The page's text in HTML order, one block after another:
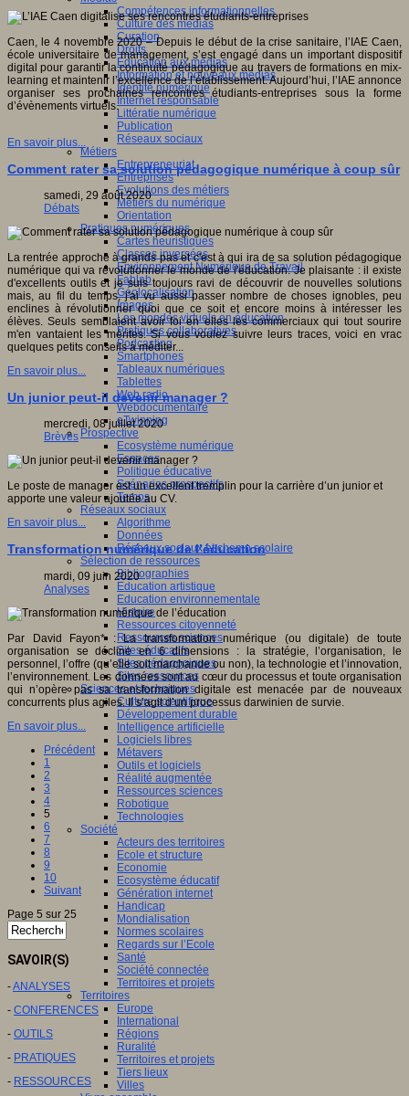
Compétences informationnelles
Culture des médias
Curation
Droits
Education aux médias
Information et nouveaux médias
Identité numérique
Internet responsable
Littératie numérique
Publication
Réseaux sociaux
Métiers
Entrepreneuriat
Entreprises
Evolutions des métiers
Métiers du numérique
Orientation
Pratiques numériques
Cartes heuristiques
Classes inversées
Environnement Numérique de Travail
Fablab
Géolocalisation
Images
Les mondes virtuels en éducation
Pratiques collaboratives
Podcasting
Smartphones
Tableaux numériques
Tablettes
Web radio
Webdocumentaire
eTwinning
Prospective
Ecosystème numérique
Espaces
Politique éducative
Scénarios prospectifs
Temps
Réseaux sociaux
Algorithme
Données
Réseaux sociaux et champ scolaire
Sélection de ressources
Bibliographies
Education artistique
Education environnementale
Histoire
Ressources citoyenneté
Ressources sciences
Sites éducatifs
Sites pédagogiques
Sites ressources
Sciences et techniques
Culture scientifique
Développement durable
Intelligence artificielle
Logiciels libres
Métavers
Outils et logiciels
Réalité augmentée
Ressources sciences
Robotique
Technologies
Société
Acteurs des territoires
Ecole et structure
Economie
Ecosystème éducatif
Génération internet
Handicap
Mondialisation
Normes scolaires
Regards sur l’Ecole
Santé
Société connectée
Territoires et projets
Territoires
Europe
International
Régions
Ruralité
Territoires et projets
Tiers lieux
Villes
Caen, le 4 novembre 2020 – Depuis le début de la crise sanitaire, l’IAE Caen,
école universitaire de management, s’est engagé dans un important dispositif
digital pour garantir la continuité pédagogique au travers de formations en mix-
learning et maintenir l’excellence de l’établissement. Aujourd’hui, l’IAE annonce
organiser ses prochaines rencontres étudiants-entreprises sous la forme
d’évènements virtuels.
En savoir plus...
Comment rater sa solution pédagogique numérique à coup sûr
samedi, 29 août 2020
Débats
La rentrée approche à grands pas et c'est à qui ira de sa solution pédagogique
numérique qui va révolutionner le monde de l'éducation. Je plaisante : il existe
d'excellents outils et je suis toujours ravi de découvrir de nouvelles solutions
mais, au fil du temps, j'ai vu aussi passer nombre de choses ignobles, peu
enclines à révolutionner quoi que ce soit et encore moins à intéresser les
élèves. Seuls semblaient avoir foi en elles les commerciaux qui tout sourire
m'en vantaient les mérites. Si vous voulez suivre leurs traces, voici en vrac
quelques petits conseils à méditer...
En savoir plus...
Un junior peut-il devenir manager ?
mercredi, 08 juillet 2020
Brèves
Le poste de manager est un excellent tremplin pour la carrière d’un junior et
apporte une valeur ajoutée au CV.
En savoir plus...
Transformation numérique de l’éducation
mardi, 09 juin 2020
Analyses
Par David Fayon* : La transformation numérique (ou digitale) de toute
organisation se décline en 6 dimensions : la stratégie, l’organisation, le
personnel, l’offre (qu’elle soit marchande ou non), la technologie et l’innovation,
l’environnement. Les données sont au cœur du processus et toute organisation
qui n’opère pas sa transformation digitale est menacée par de nouveaux
concurrents plus agiles. Il s’agit d’un processus darwinien de survie.
En savoir plus...
Précédent
1
2
3
4
5
6
7
8
9
10
Suivant
Page 5 sur 25
SAVOIR(S)
-ANALYSES
- CONFERENCES
- OUTILS
- PRATIQUES
- RESSOURCES